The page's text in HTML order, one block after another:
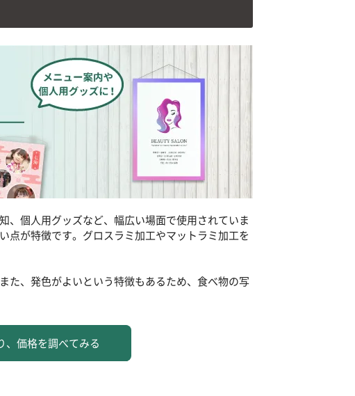
、個人用グッズなど、幅広い場面で使用されていま
点が特徴です。グロスラミ加工やマットラミ加工を
た、発色がよいという特徴もあるため、食べ物の写
、価格を調べてみる